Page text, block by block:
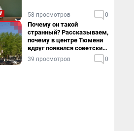
58 просмотров 0
Почему он такой
странный? Рассказываем,
почему в центре Тюмени
вдруг появился советский
пентхаус
39 просмотров 0